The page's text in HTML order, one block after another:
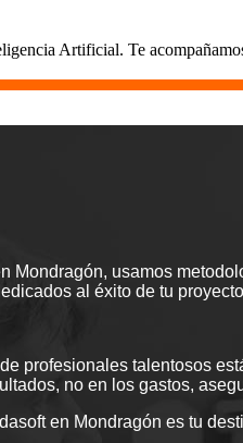
Artificial. Te
usamos
al éxito de tu
profesionales talentosos
no en los gastos,
en Mondragón es tu